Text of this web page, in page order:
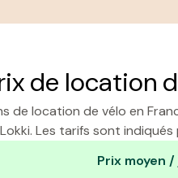
de location
de location de vélo en
Lokki. Les tarifs sont
Prix moyen